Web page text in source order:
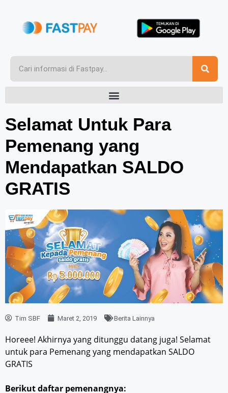
Selamat Untuk Para
Pemenang yang
Mendapatkan SALDO
GRATIS
Tim SBF Maret 2, 2019 Berita Lainnya
Horeee! Akhirnya yang ditunggu datang juga! Selamat
untuk para Pemenang yang mendapatkan SALDO
GRATIS
Berikut daftar pemenangnya: